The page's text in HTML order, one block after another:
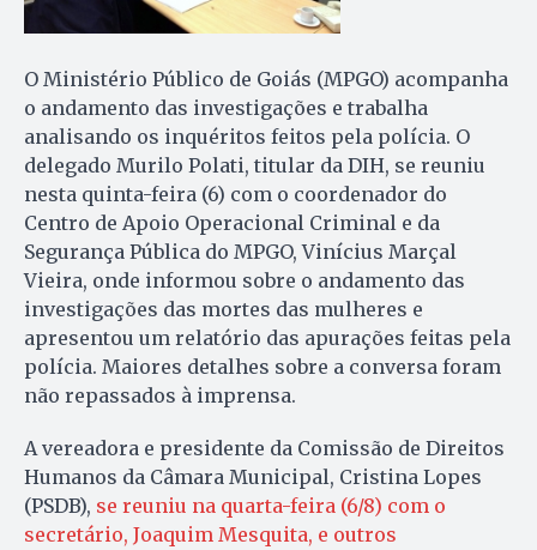
O Ministério Público de Goiás (MPGO) acompanha
o andamento das investigações e trabalha
analisando os inquéritos feitos pela polícia. O
delegado Murilo Polati, titular da DIH, se reuniu
nesta quinta-feira (6) com o coordenador do
Centro de Apoio Operacional Criminal e da
Segurança Pública do MPGO, Vinícius Marçal
Vieira, onde informou sobre o andamento das
investigações das mortes das mulheres e
apresentou um relatório das apurações feitas pela
polícia. Maiores detalhes sobre a conversa foram
não repassados à imprensa.
A vereadora e presidente da Comissão de Direitos
Humanos da Câmara Municipal, Cristina Lopes
(PSDB), se reuniu na quarta-feira (6/8) com o
secretário, Joaquim Mesquita, e outros